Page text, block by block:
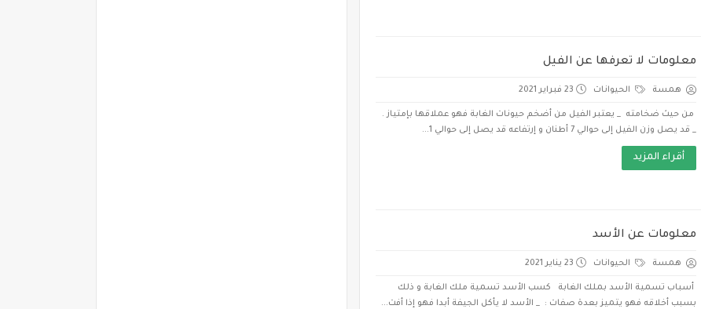
معلومات لا تعرفها عن الفيل
همسة الحيوانات 23 فبراير 2021
من حيث ضخامته _ يعتبر الفيل من أضخم حيونات الغابة فهو عملاقها بإمتياز .
_ قد يصل وزن الفيل إلى حوالي 7 أطنان و إرتفاعه قد يصل إلى حوالي 1...
أقراء المزيد
معلومات عن الأسد
همسة الحيوانات 23 يناير 2021
أسباب تسمية الأسد بملك الغابة كسب الأسد تسمية ملك الغابة و ذلك
بسبب أخلاقه فهو يتميز بعدة صفات : _ الأسد لا يأكل الجيفة أبدا فهو إذا أفت...